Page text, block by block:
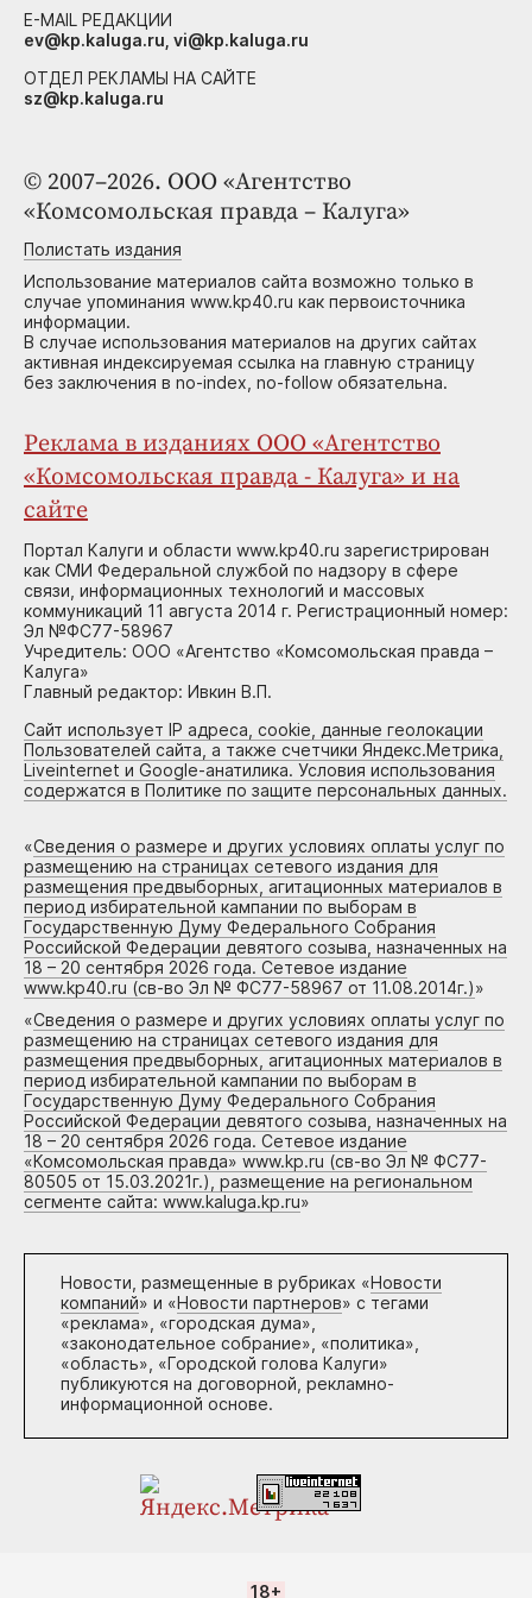
© 2007–2026. ООО «Агентство
«Комсомольская правда – Калуга»
Полистать издания
Использование материалов сайта возможно только в
случае упоминания www.kp40.ru как первоисточника
информации.
В случае использования материалов на других сайтах
активная индексируемая ссылка на главную страницу
без заключения в no-index, no-follow обязательна.
Реклама в изданиях ООО «Агентство
«Комсомольская правда - Калуга» и на
сайте
Портал Калуги и области www.kp40.ru зарегистрирован
как СМИ Федеральной службой по надзору в сфере
связи, информационных технологий и массовых
коммуникаций 11 августа 2014 г. Регистрационный номер:
Эл №ФС77-58967
Учредитель: ООО «Агентство «Комсомольская правда –
Калуга»
Главный редактор: Ивкин В.П.
Сайт использует IP адреса, cookie, данные геолокации
Пользователей сайта, а также счетчики Яндекс.Метрика,
Liveinternet и Google-анатилика. Условия использования
содержатся в Политике по защите персональных данных.
«Сведения о размере и других условиях оплаты услуг по
размещению на страницах сетевого издания для
размещения предвыборных, агитационных материалов в
период избирательной кампании по выборам в
Государственную Думу Федерального Собрания
Российской Федерации девятого созыва, назначенных на
18 – 20 сентября 2026 года. Сетевое издание
www.kp40.ru (св-во Эл № ФС77-58967 от 11.08.2014г.)»
«Сведения о размере и других условиях оплаты услуг по
размещению на страницах сетевого издания для
размещения предвыборных, агитационных материалов в
период избирательной кампании по выборам в
Государственную Думу Федерального Собрания
Российской Федерации девятого созыва, назначенных на
18 – 20 сентября 2026 года. Сетевое издание
«Комсомольская правда» www.kp.ru (св-во Эл № ФС77-
80505 от 15.03.2021г.), размещение на региональном
сегменте сайта: www.kaluga.kp.ru»
Новости, размещенные в рубриках «Новости
компаний» и «Новости партнеров» с тегами
«реклама», «городская дума»,
«законодательное собрание», «политика»,
«область», «Городской голова Калуги»
публикуются на договорной, рекламно-
информационной основе.
E-MAIL РЕДАКЦИИ
ev@kp.kaluga.ru, vi@kp.kaluga.ru
ОТДЕЛ РЕКЛАМЫ НА САЙТЕ
sz@kp.kaluga.ru
18+